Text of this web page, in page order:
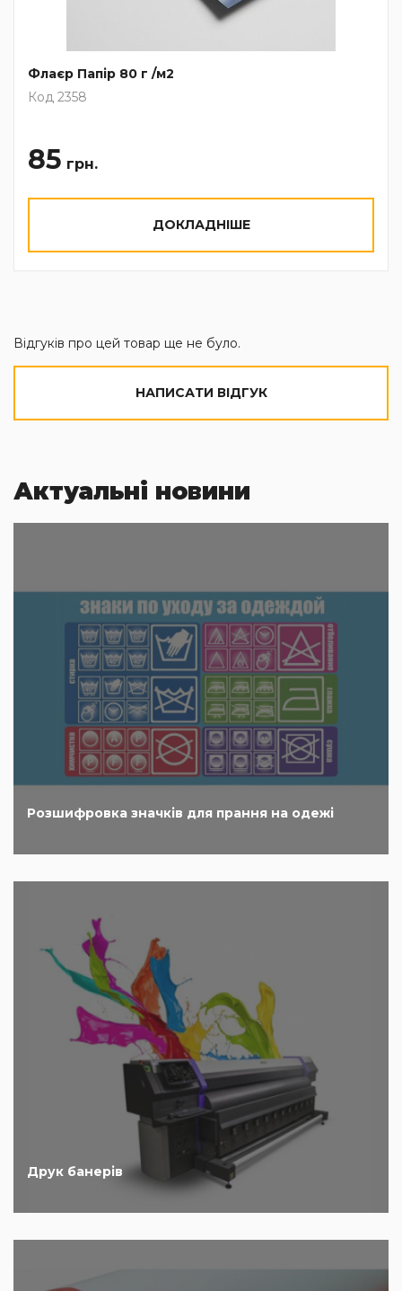
Флаєр Папір 80 г /м2
Код 2358
85 грн.
ДОКЛАДНІШЕ
Відгуків про цей товар ще не було.
НАПИСАТИ ВІДГУК
Актуальні новини
Розшифровка значків для прання на одежі
Друк банерів